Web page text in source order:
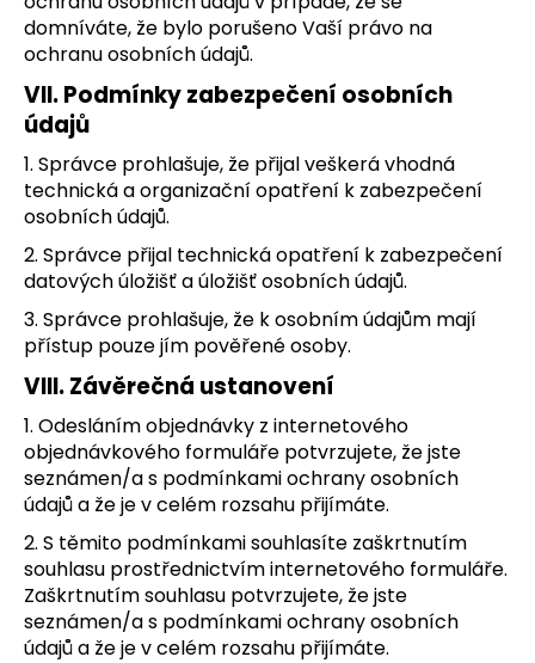
domníváte, že bylo porušeno Vaší právo na
ochranu osobních údajů.
VII.Podmínky zabezpečení osobních
údajů
1. Správce prohlašuje, že přijal veškerá vhodná
technická a organizační opatření k zabezpečení
osobních údajů.
2. Správce přijal technická opatření k zabezpečení
datových úložišť a úložišť osobních údajů.
3. Správce prohlašuje, že k osobním údajům mají
přístup pouze jím pověřené osoby.
VIII.Závěrečná ustanovení
1. Odesláním objednávky z internetového
objednávkového formuláře potvrzujete, že jste
seznámen/a s podmínkami ochrany osobních
údajů a že je v celém rozsahu přijímáte.
2. S těmito podmínkami souhlasíte zaškrtnutím
souhlasu prostřednictvím internetového formuláře.
Zaškrtnutím souhlasu potvrzujete, že jste
seznámen/a s podmínkami ochrany osobních
údajů a že je v celém rozsahu přijímáte.